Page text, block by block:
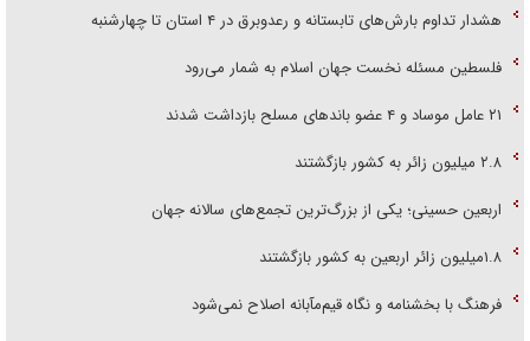
هشدار تداوم بارش‌های تابستانه و رعدوبرق در ۴ استان تا چهارشنبه
فلسطین مسئله نخست جهان اسلام به شمار می‌رود
۲۱ عامل موساد و ۴ عضو باند‌های مسلح بازداشت شدند
۲.۸ میلیون زائر به کشور بازگشتند
اربعین حسینی؛ یکی از بزرگ‌ترین تجمع‌های سالانه جهان
۱.۸میلیون زائر اربعین به کشور بازگشتند
فرهنگ با بخشنامه و نگاه قیم‌مآبانه اصلاح نمی‌شود